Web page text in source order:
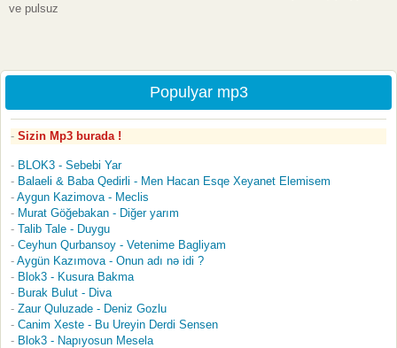
ve pulsuz
Populyar mp3
Sizin Mp3 burada !
BLOK3 - Sebebi Yar
Balaeli & Baba Qedirli - Men Hacan Esqe Xeyanet Elemisem
Aygun Kazimova - Meclis
Murat Göğebakan - Diğer yarım
Talib Tale - Duygu
Ceyhun Qurbansoy - Vetenime Bagliyam
Aygün Kazımova - Onun adı nə idi ?
Blok3 - Kusura Bakma
Burak Bulut - Diva
Zaur Quluzade - Deniz Gozlu
Canim Xeste - Bu Ureyin Derdi Sensen
Blok3 - Napıyosun Mesela